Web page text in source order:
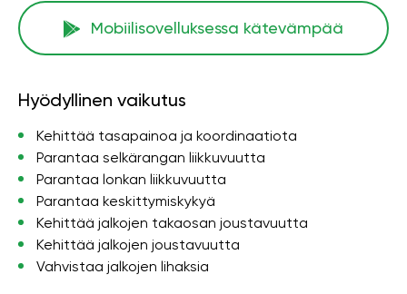
Mobiilisovelluksessa kätevämpää
Hyödyllinen vaikutus
Kehittää tasapainoa ja koordinaatiota
Parantaa selkärangan liikkuvuutta
Parantaa lonkan liikkuvuutta
Parantaa keskittymiskykyä
Kehittää jalkojen takaosan joustavuutta
Kehittää jalkojen joustavuutta
Vahvistaa jalkojen lihaksia